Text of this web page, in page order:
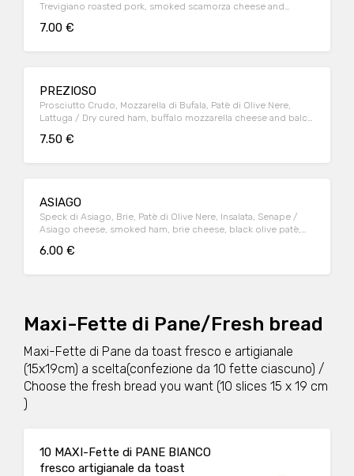
Trevigiano roasted pork, smoked scamorza cheese and
7.00 €
PREZIOSO
Prosciutto Crudo, Mozzarella di Bufala, Patè di Olive Nere,
Lattuga / Dry cured ham, buffalo mozzarella cheese and balck
7.50 €
ASIAGO
Speck di Asiago, Brie, Patè di Olive Nere, Insalata, Senape /
Asiago cheese, smoked ham, brie cheese, black olive patè,
6.00 €
Maxi-Fette di Pane/Fresh bread
Maxi-Fette di Pane da toast fresco e artigianale
(15x19cm) a scelta(confezione da 10 fette ciascuno) /
Choose the fresh bread you want (10 slices 15 x 19 cm
)
10 MAXI-Fette di PANE BIANCO
fresco artigianale da toast